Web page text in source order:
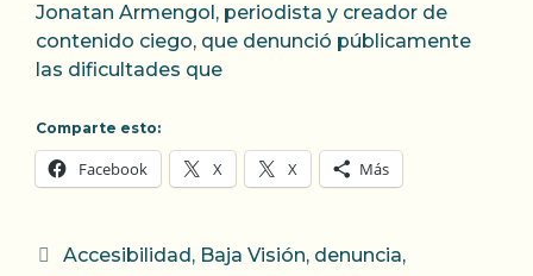
Jonatan Armengol, periodista y creador de
contenido ciego, que denunció públicamente
las dificultades que
Comparte esto:
Facebook X X Más
Categorías
Accesibilidad , Baja Visión, denuncia,